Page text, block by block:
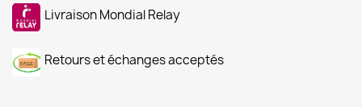
Livraison Mondial Relay
Retours et échanges acceptés